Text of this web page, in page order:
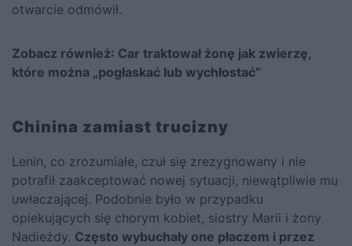
otwarcie odmówił.
Zobacz również: Car traktował żonę jak zwierzę,
które można „pogłaskać lub wychłostać”
Chinina zamiast trucizny
Lenin, co zrozumiałe, czuł się zrezygnowany i nie
potrafił zaakceptować nowej sytuacji, niewątpliwie mu
uwłaczającej. Podobnie było w przypadku
opiekujących się chorym kobiet, siostry Marii i żony
Nadieżdy. Często wybuchały one płaczem i przez